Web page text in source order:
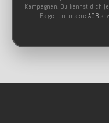
Kampagnen. Du kannst dich
Es gelten unsere AGB